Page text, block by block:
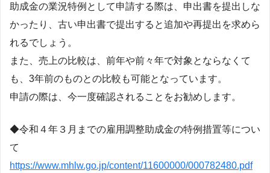
助成金の業況特例として申請する際は、申出書を提出しな
かったり、古い申出書で提出すると追加や再提出を求めら
れるでしょう。
また、売上の比較は、前年や前々年で対象とならなくて
も、3年前のものとの比較も可能となっています。
申請の際は、今一度確認されることをお勧めします。
◆令和４年３月までの雇用調整助成金の特例措置等につい
て
https://www.mhlw.go.jp/content/11600000/000782480.pdf